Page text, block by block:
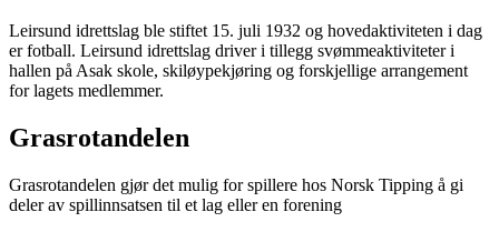
Leirsund idrettslag ble stiftet 15. juli 1932 og hovedaktiviteten i dag
er fotball. Leirsund idrettslag driver i tillegg svømmeaktiviteter i
hallen på Asak skole, skiløypekjøring og forskjellige arrangement
for lagets medlemmer.
Grasrotandelen
Grasrotandelen gjør det mulig for spillere hos Norsk Tipping å gi
deler av spillinnsatsen til et lag eller en forening